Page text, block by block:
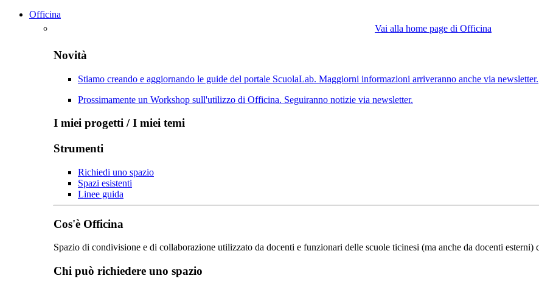
Officina
Vai alla home page di Officina
Novità
Stiamo creando e aggiornando le guide del portale ScuolaLab. Maggiorni informazioni arriveranno anche via newsletter.
Prossimamente un Workshop sull'utilizzo di Officina. Seguiranno notizie via newsletter.
I miei progetti / I miei temi
Strumenti
Richiedi uno spazio
Spazi esistenti
Linee guida
Cos'è Officina
Spazio di condivisione e di collaborazione utilizzato da docenti e funzionari delle scuole ticinesi (ma anche da docenti
Chi può richiedere uno spazio